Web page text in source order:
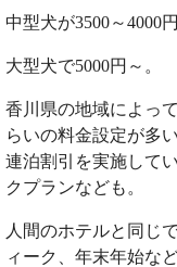
中型犬が3500～4000円
大型犬で5000円～。
香川県の地域によっ
らいの料金設定が多い
連泊割引を実施して
クプランなども。
人間のホテルと同じ
ィーク、年末年始な